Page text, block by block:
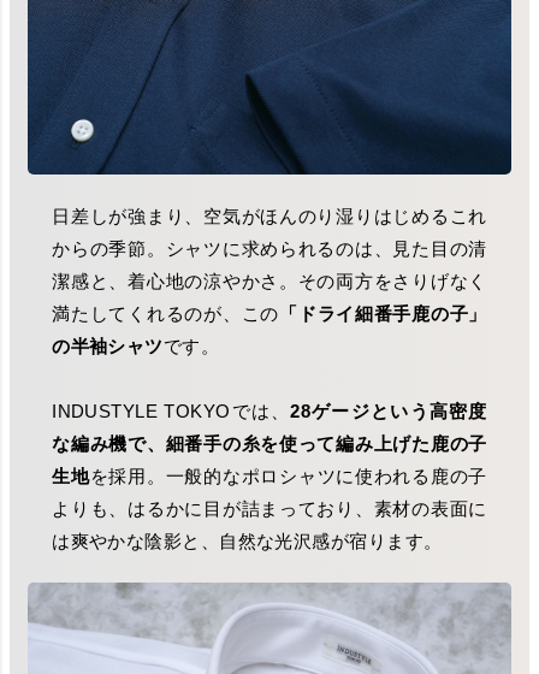
日差しが強まり、空気がほんのり湿りはじめるこれ
からの季節。シャツに求められるのは、見た目の清
潔感と、着心地の涼やかさ。その両方をさりげなく
満たしてくれるのが、この 「ドライ細番手鹿の子」
の半袖シャツです。
INDUSTYLE TOKYOでは、28ゲージという高密度
な編み機で、細番手の糸を使って編み上げた鹿の子
生地を採用。一般的なポロシャツに使われる鹿の子
よりも、はるかに目が詰まっており、素材の表面に
は爽やかな陰影と、自然な光沢感が宿ります。